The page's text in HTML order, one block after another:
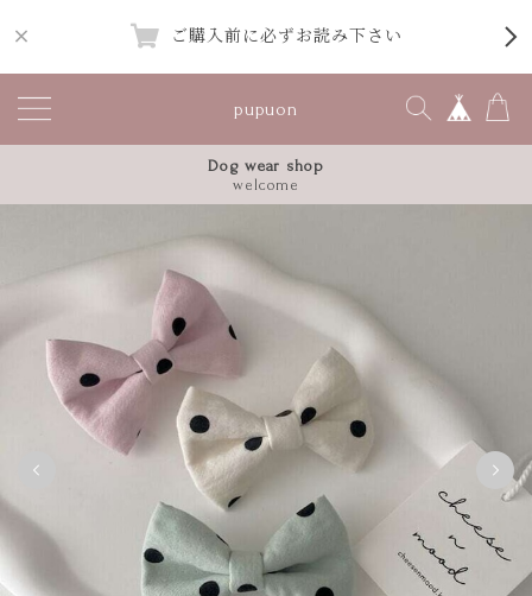
ご購入前に必ずお読み下さい
pupuon
Dog wear shop
welcome